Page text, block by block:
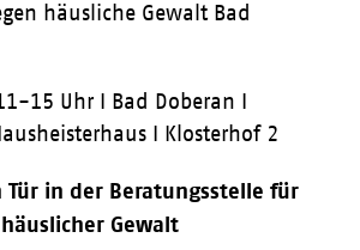
häusliche Gewalt Bad
15 Uhr I Bad Doberan I
I Klosterhof 2
Tür in der Beratungsstelle für
Gewalt